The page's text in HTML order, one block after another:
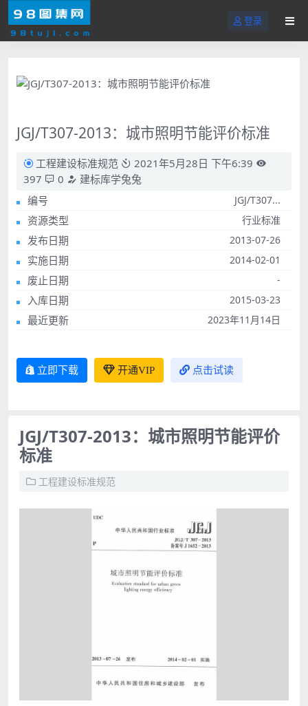
登录
JGJ/T307-2013：城市照明节能评价标准
工程建设标准规范
2021年5月28日 下午6:39
397
0
建标库学兔兔
编号
JGJ/T307...
资源类型 行业标准
发布日期 2013-07-26
实施日期 2014-02-01
废止日期 -
入库日期 2015-03-23
最近更新 2023年11月14日
立即下载 开通VIP 点击试读
JGJ/T307-2013：城市照明节能评价
标准
工程建设标准规范